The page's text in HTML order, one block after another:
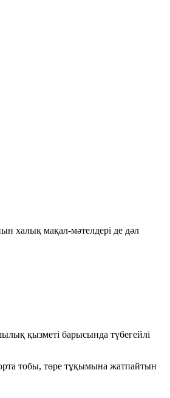
халық мақал-мәтелдері де дәл
қызметі барысында түбегейлі
орта тобы, төре тұқымына жатпайтын